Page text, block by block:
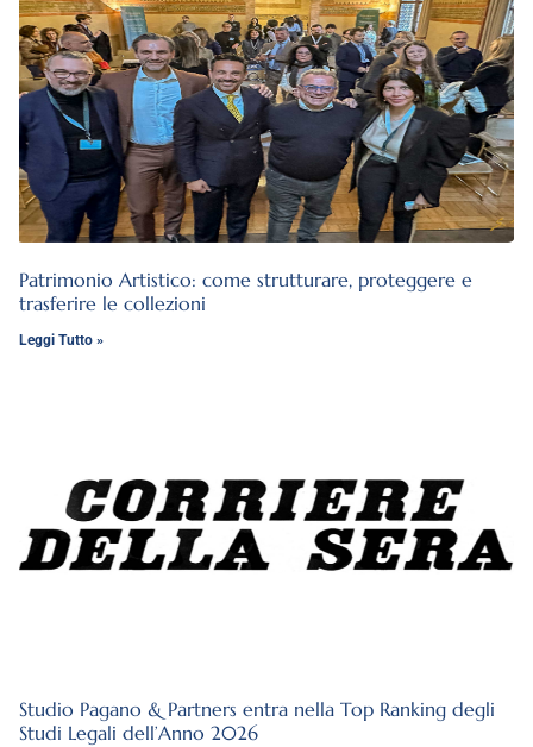
Patrimonio Artistico: come strutturare, proteggere e
trasferire le collezioni
Leggi Tutto »
Studio Pagano & Partners entra nella Top Ranking degli
Studi Legali dell’Anno 2026